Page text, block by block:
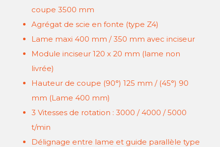
coupe 3500 mm
Agrégat de scie en fonte (type Z4)
Lame maxi 400 mm / 350 mm avec inciseur
Module inciseur 120 x 20 mm (lame non
livrée)
Hauteur de coupe (90°) 125 mm / (45°) 90
mm (Lame 400 mm)
3 Vitesses de rotation : 3000 / 4000 / 5000
t/min
Délignage entre lame et guide parallèle type